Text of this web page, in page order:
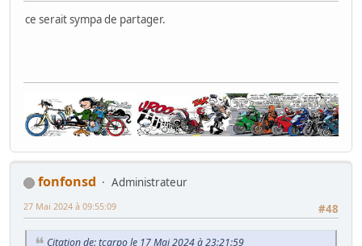
ce serait sympa de partager.
fonfonsd
Administrateur
#48
27 Mai 2024 à 09:55:09
Citation de: tcarpo le 17 Mai 2024 à 23:21:59